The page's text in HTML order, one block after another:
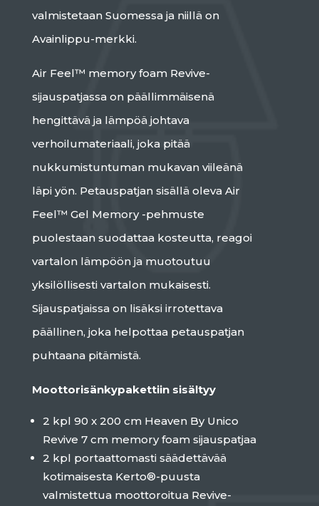
valmistetaan Suomessa ja niillä on
Avainlippu-merkki.
Air Feel™ memory foam Revive-
sijauspatjassa on päällimmäisenä
hengittävä ja lämpöä johtava
verhoilumateriaali, joka pitää
nukkumistuntuman mukavan viileänä
läpi yön. Petauspatjan sisällä oleva Air
Feel™ Gel Memory -pehmuste
puolestaan suodattaa kosteutta, reagoi
vartalon lämpöön ja muotoutuu
yksilöllisesti vartalon mukaisesti.
Sijauspatjaissa on lisäksi irrotettava
päällinen, joka helpottaa petauspatjan
puhtaana pitämistä.
Moottorisänkypakettiin sisältyy
2 kpl 90 x 200 cm Heaven By Unico
Revive 7 cm memory foam sijauspatjaa
2 kpl portaattomasti säädettävää
kotimaisesta Kerto®-puusta
valmistettua moottoroitua Revive-